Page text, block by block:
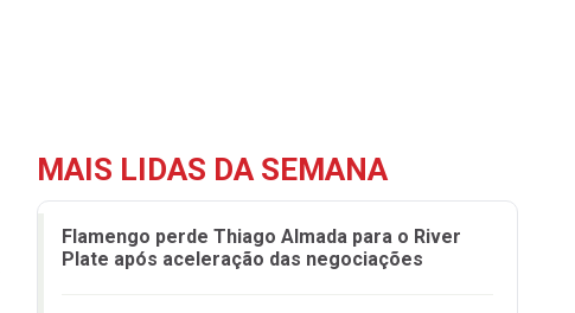
MAIS LIDAS DA SEMANA
Flamengo perde Thiago Almada para o River
Plate após aceleração das negociações